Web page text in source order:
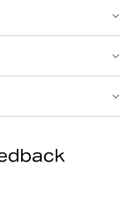
Disse
indersål i
pasform.
greb, mens det
logodetaljer på
kemisk renses